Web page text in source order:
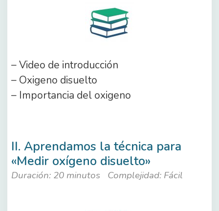
– Video de introducción
– Oxigeno disuelto
– Importancia del oxigeno
II. Aprendamos la técnica para
«Medir oxígeno disuelto»
Duración: 20 minutos Complejidad: Fácil